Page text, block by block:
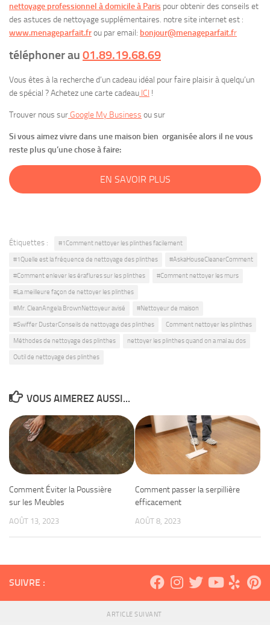
nettoyage professionnel à domicile à Paris pour obtenir des conseils et
des astuces de nettoyage supplémentaires. notre site internet est :
www.menageparfait.frou par email: bonjour@menageparfait.fr
téléphoner au 01.89.19.68.69
Vous êtes à la recherche d’un cadeau idéal pour faire plaisir à quelqu’un
de spécial ? Achetez une carte cadeau ICI !
Trouver nous sur Google My Business ou sur
Si vous aimez vivre dans une maison bien organisée alors il ne vous
reste plus qu’une chose à faire:
EN SAVOIR PLUS
Étiquettes : #1Comment nettoyer les plinthes facilement
#1Quelle est la fréquence de nettoyage des plinthes #AskaHouseCleanerComment
#Comment enlever les éraflures sur les plinthes #Comment nettoyer les murs
#La meilleure façon de nettoyer les plinthes
#Mr. CleanAngela BrownNettoyeur avisé #Nettoyeur de maison
#Swiffer DusterConseils de nettoyage des plinthes Comment nettoyer les plinthes
Méthodes de nettoyage des plinthes nettoyer les plinthes quand on a mal au dos
Outil de nettoyage des plinthes
VOUS AIMEREZ AUSSI...
Comment Éviter la Poussière
sur les Meubles
AOÛT 13, 2023
Comment passer la serpillière
efficacement
AOÛT 8, 2023
SUIVRE :
ARTICLE SUIVANT